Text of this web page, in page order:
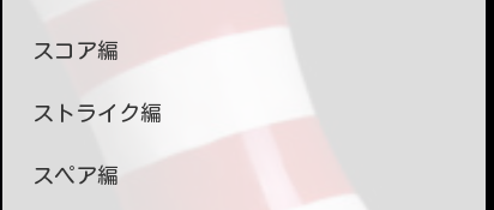
スコア編
ストライク編
スペア編